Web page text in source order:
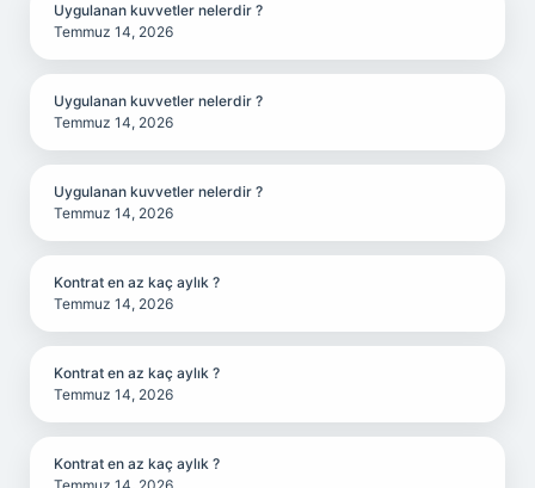
Uygulanan kuvvetler nelerdir ?
Temmuz 14, 2026
Uygulanan kuvvetler nelerdir ?
Temmuz 14, 2026
Uygulanan kuvvetler nelerdir ?
Temmuz 14, 2026
Kontrat en az kaç aylık ?
Temmuz 14, 2026
Kontrat en az kaç aylık ?
Temmuz 14, 2026
Kontrat en az kaç aylık ?